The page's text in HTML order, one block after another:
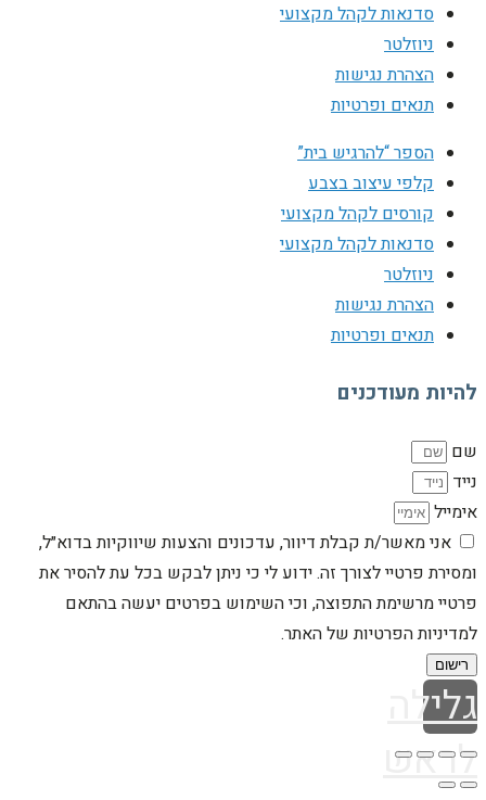
סדנאות לקהל מקצועי
ניוזלטר
הצהרת נגישות
תנאים ופרטיות
הספר “להרגיש בית”
קלפי עיצוב בצבע
קורסים לקהל מקצועי
סדנאות לקהל מקצועי
ניוזלטר
הצהרת נגישות
תנאים ופרטיות
להיות מעודכנים
שם
נייד
אימייל
אני מאשר/ת קבלת דיוור, עדכונים והצעות שיווקיות בדוא״ל,
ומסירת פרטיי לצורך זה. ידוע לי כי ניתן לבקש בכל עת להסיר את
פרטיי מרשימת התפוצה, וכי השימוש בפרטים יעשה בהתאם
למדיניות הפרטיות של האתר.
רישום
גלילה
לראש